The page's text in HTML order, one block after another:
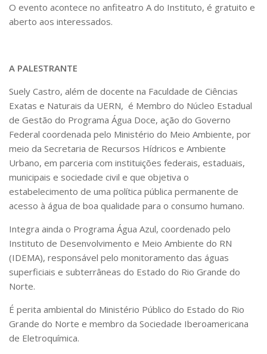
Jornal da USP
Agenda de Eventos
O evento acontece no anfiteatro A do Instituto, é gratuito e
aberto aos interessados.
A PALESTRANTE
Suely Castro, além de docente na Faculdade de Ciências
Exatas e Naturais da UERN, é Membro do Núcleo Estadual
de Gestão do Programa Água Doce, ação do Governo
Federal coordenada pelo Ministério do Meio Ambiente, por
meio da Secretaria de Recursos Hídricos e Ambiente
Urbano, em parceria com instituições federais, estaduais,
municipais e sociedade civil e que objetiva o
estabelecimento de uma política pública permanente de
acesso à água de boa qualidade para o consumo humano.
Integra ainda o Programa Água Azul, coordenado pelo
Instituto de Desenvolvimento e Meio Ambiente do RN
(IDEMA), responsável pelo monitoramento das águas
superficiais e subterrâneas do Estado do Rio Grande do
Norte.
É perita ambiental do Ministério Público do Estado do Rio
Grande do Norte e membro da Sociedade Iberoamericana
de Eletroquímica.